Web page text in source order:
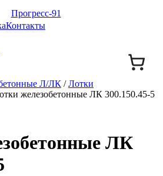
Контакты
Л/ЛК /Лотки
железобетонные ЛК 300.150.45-5
ЛК